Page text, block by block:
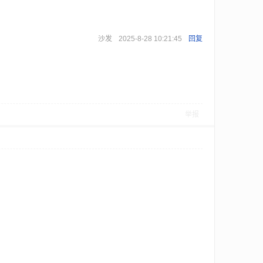
沙发 2025-8-28 10:21:45 回复